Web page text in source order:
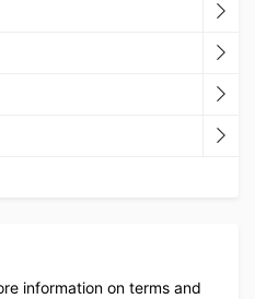
information on terms and